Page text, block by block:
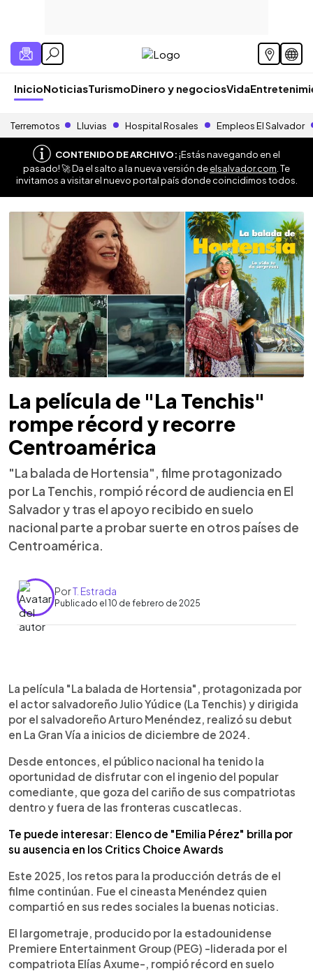
InicioNoticiasTurismoDinero y negociosVida
Terremotos Lluvias Hospital Rosales Empleos El Salvador
CONTENIDO DE ARCHIVO:¡Estás navegando en el
pasado! 🚀 Da el salto a la nueva versión deelsalvador.com . Te
invitamos a visitar el nuevo portal país donde coincidimos todos.
La película de "La Tenchis"
rompe récord y recorre
Centroamérica
"La balada de Hortensia", filme protagonizado
por La Tenchis, rompió récord de audiencia en El
Salvador y tras el apoyo recibido en suelo
nacional parte a probar suerte en otros países de
Centroamérica.
PorT. Estrada
Publicado el 10 de febrero de 2025
► Escuchar artículo
La película "La balada de Hortensia", protagonizada por
el actor salvadoreño Julio Yúdice (La Tenchis) y dirigida
por el salvadoreño Arturo Menéndez, realizó su debut
en La Gran Vía a inicios de diciembre de 2024.
Desde entonces, el público nacional ha tenido la
oportunidad de disfrutar con el ingenio del popular
comediante, que goza del cariño de sus compatriotas
dentro y fuera de las fronteras cuscatlecas.
Te puede interesar: Elenco de "Emilia Pérez" brilla por
su ausencia en los Critics Choice Awards
Este 2025, los retos para la producción detrás de el
filme continúan. Fue el cineasta Menéndez quien
compartió en sus redes sociales la buenas noticias.
El largometraje, producido por la estadounidense
Premiere Entertainment Group (PEG) -liderada por el
compatriota Elías Axume-, rompió récord en suelo